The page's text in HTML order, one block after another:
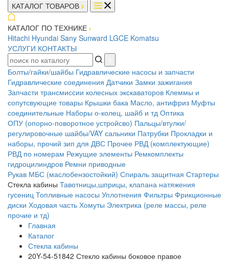
КАТАЛОГ ТОВАРОВ
КАТАЛОГ ПО ТЕХНИКЕ
Hitachi Hyundai Sany Sunward LGCE Komatsu
УСЛУГИ КОНТАКТЫ
Болты/гайки/шайбы Гидравлические насосы и запчасти
Гидравлические соединения Датчики Замки зажигания
Запчасти трансмиссии колесных экскаваторов Клеммы и
сопутсвующие товары Крышки бака Масло, антифриз Муфты
соединительные Наборы о-колец, шайб и тд Оптика
ОПУ (опорно-поворотное устройсво) Пальцы/втулки/
регулировочные шайбы/VAY сальники Патрубки Прокладки и
наборы, прочий зип для ДВС Прочее РВД (комплектующие)
РВД по номерам Режущие элементы Ремкомплекты
гидроцилиндров Ремни приводные
Рукав МБС (маслобензостойкий) Спираль защитная Стартеры
Стекла кабины Тавотницы,шприцы, клапана натяжения
гусениц Топливные насосы Уплотнения Фильтры Фрикционные
диски Ходовая часть Хомуты Электрика (реле массы, реле
прочие и тд)
Главная
Каталог
Стекла кабины
20Y-54-51842 Стекло кабины боковое правое